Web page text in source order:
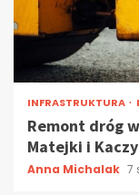
INFRASTRUKTURA
Remont dróg
Matejki i
Anna Michalak 7